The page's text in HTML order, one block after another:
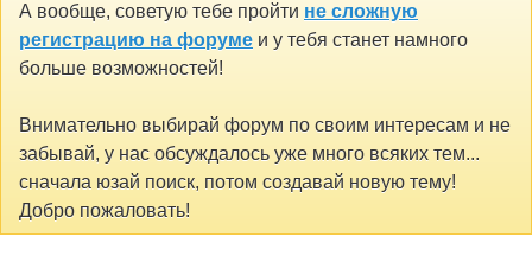
А вообще, советую тебе пройти не сложную
регистрацию на форуме и у тебя станет намного
больше возможностей!
Внимательно выбирай форум по своим интересам и не
забывай, у нас обсуждалось уже много всяких тем...
сначала юзай поиск, потом создавай новую тему!
Добро пожаловать!